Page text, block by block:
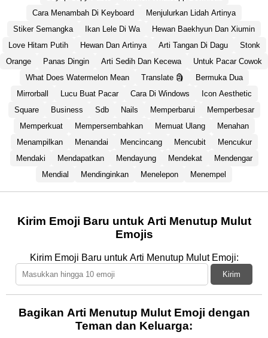
Cara Menambah Di Keyboard
Menjulurkan Lidah Artinya
Stiker Semangka
Ikan Lele Di Wa
Hewan Baekhyun Dan Xiumin
Love Hitam Putih
Hewan Dan Artinya Arti Tangan Di Dagu
Stonk
Orange
Panas Dingin Arti Sedih Dan Kecewa
Untuk Pacar Cowok
What Does Watermelon Mean
Translate 🗿
Bermuka Dua
Mirrorball
Lucu Buat Pacar Cara Di Windows
Icon Aesthetic
Square
Business Sdb Nails Memperbarui
Memperbesar
Memperkuat
Mempersembahkan Memuat Ulang
Menahan
Menampilkan
Menandai Mencincang Mencubit
Mencukur
Mendaki
Mendapatkan Mendayung Mendekat
Mendengar
Mendial
Mendinginkan Menelepon Menempel
Kirim Emoji Baru untuk Arti Menutup Mulut
Emojis
Kirim Emoji Baru untuk Arti Menutup Mulut Emoji:
Kirim
Bagikan Arti Menutup Mulut Emoji dengan
Teman dan Keluarga: